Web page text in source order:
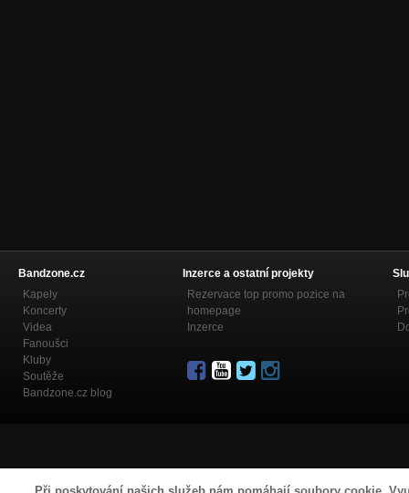
Bandzone.cz
Kapely
Koncerty
Videa
Fanoušci
Kluby
Soutěže
Bandzone.cz blog
Inzerce a ostatní projekty
Rezervace top promo pozice na
homepage
Inzerce